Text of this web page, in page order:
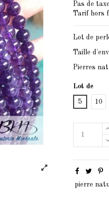
Pas de taxe
Tarif hors
Lot de
Taille
Pierres
Lot de
5 10
pierre